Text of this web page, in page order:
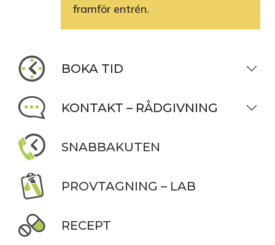
framför entrén.
BOKA TID
KONTAKT – RÅDGIVNING
SNABBAKUTEN
PROVTAGNING – LAB
RECEPT